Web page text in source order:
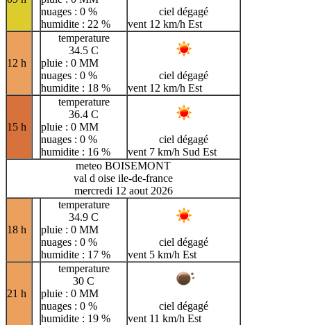
nuages : 0 %
humidite : 22 %
ciel dégagé
vent 12 km/h Est
12 h
temperature
34.5 C
pluie : 0 MM
nuages : 0 %
humidite : 18 %
ciel dégagé
vent 12 km/h Est
15 h
temperature
36.4 C
pluie : 0 MM
nuages : 0 %
humidite : 16 %
ciel dégagé
vent 7 km/h Sud Est
meteo BOISEMONT
val d oise ile-de-france
mercredi 12 aout 2026
18 h
temperature
34.9 C
pluie : 0 MM
nuages : 0 %
humidite : 17 %
ciel dégagé
vent 5 km/h Est
21 h
temperature
30 C
pluie : 0 MM
nuages : 0 %
humidite : 19 %
ciel dégagé
vent 11 km/h Est